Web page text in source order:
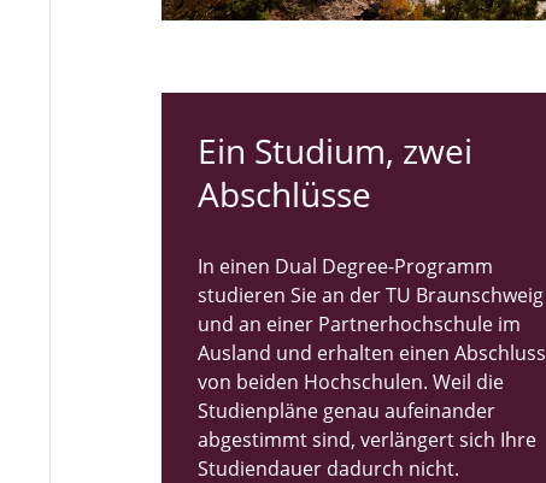
Ein Studium, zwei
Abschlüsse
In einen Dual Degree-Programm
studieren Sie an der TU Braunschweig
und an einer Partnerhochschule im
Ausland und erhalten einen Abschluss
von beiden Hochschulen. Weil die
Studienpläne genau aufeinander
abgestimmt sind, verlängert sich Ihre
Studiendauer dadurch nicht.